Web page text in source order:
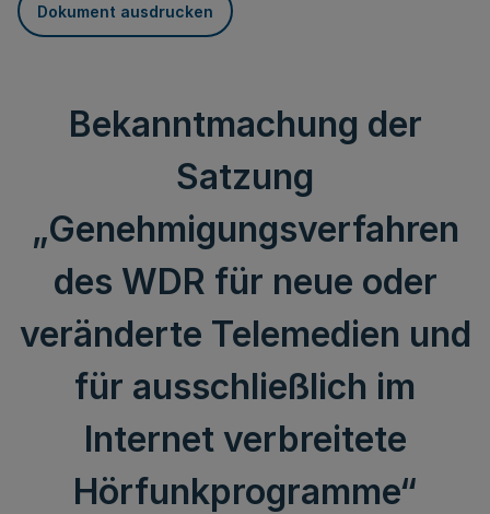
Dokument ausdrucken
Bekanntmachung der
Satzung
„Genehmigungsverfahren
des WDR für neue oder
veränderte Telemedien und
für ausschließlich im
Internet verbreitete
Hörfunkprogramme“